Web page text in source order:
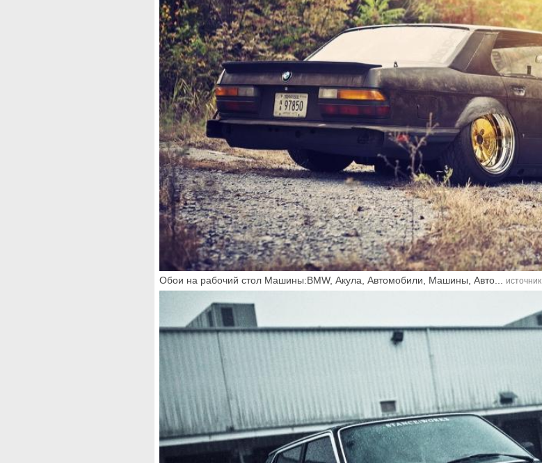
Обои на рабочий стол Машины:BMW, Акула, Автомобили, Машины, Авто... источник